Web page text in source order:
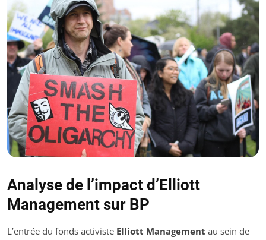
Analyse de l’impact d’Elliott
Management sur BP
L’entrée du fonds activiste Elliott Management au sein de